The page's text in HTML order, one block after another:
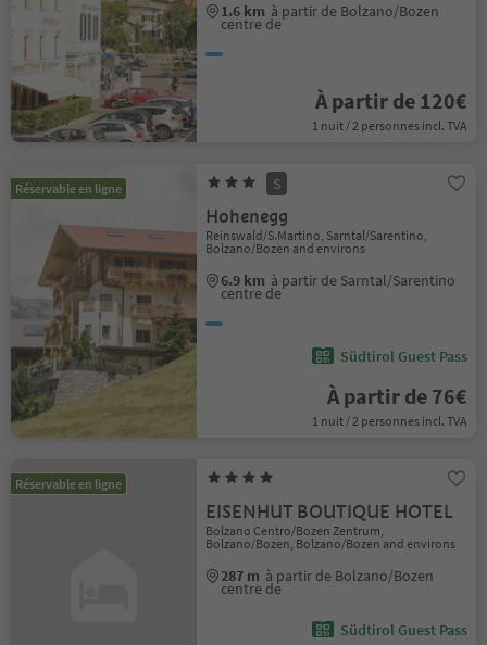
1.6 km à partir de Bolzano/Bozen
centre de
À partir de 120€
1 nuit / 2 personnes incl. TVA
Réservable en ligne S
Hohenegg
Reinswald/S.Martino, Sarntal/Sarentino,
Bolzano/Bozen and environs
6.9 km à partir de Sarntal/Sarentino
centre de
Südtirol Guest Pass
À partir de 76€
1 nuit / 2 personnes incl. TVA
Réservable en ligne
EISENHUT BOUTIQUE HOTEL
Bolzano Centro/Bozen Zentrum,
Bolzano/Bozen, Bolzano/Bozen and environs
287 m à partir de Bolzano/Bozen
centre de
Südtirol Guest Pass